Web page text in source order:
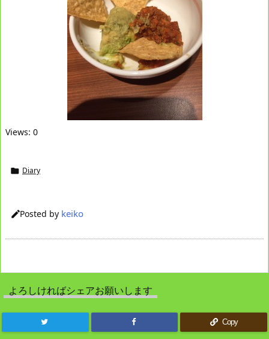
Views: 0
 Diary
Posted by keiko
よろしければシェアお願いします
Copy